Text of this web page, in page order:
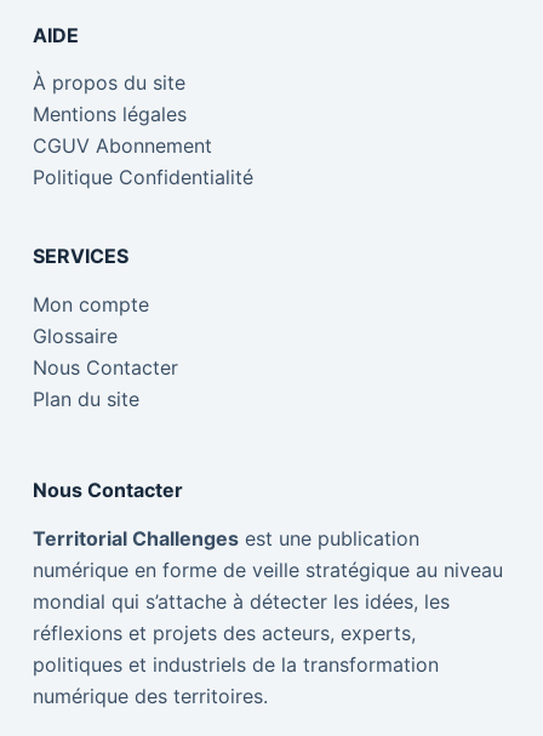
AIDE
À propos du site
Mentions légales
CGUV Abonnement
Politique Confidentialité
SERVICES
Mon compte
Glossaire
Nous Contacter
Plan du site
Nous Contacter
Territorial Challengesest une publication
numérique en forme de veille stratégique au niveau
mondial qui s’attache à détecter les idées, les
réflexions et projets des acteurs, experts,
politiques et industriels de la transformation
numérique des territoires.